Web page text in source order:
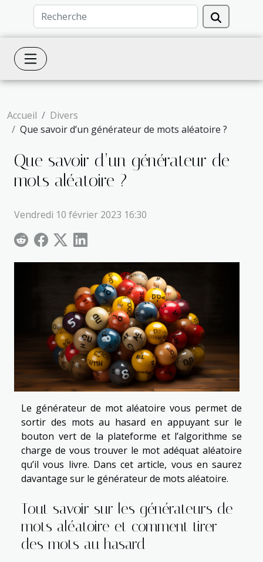
Accueil
Divers
Que savoir d’un générateur de mots aléatoire ?
Que savoir d’un générateur de
mots aléatoire ?
Vendredi 10 février 2023 16:30
Le générateur de mot aléatoire vous permet de
sortir des mots au hasard en appuyant sur le
bouton vert de la plateforme et l’algorithme se
charge de vous trouver le mot adéquat aléatoire
qu’il vous livre. Dans cet article, vous en saurez
davantage sur le générateur de mots aléatoire.
Tout savoir sur les générateurs de
mots aléatoire et comment tirer
des mots au hasard